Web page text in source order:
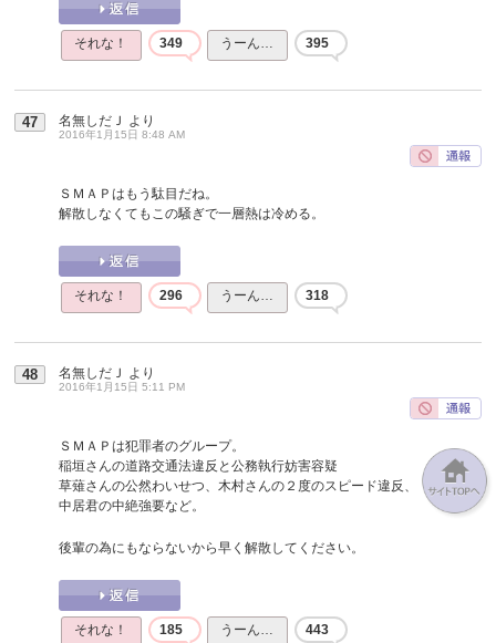
それな！ 349 うーん… 395
47 名無しだＪ より
2016年1月15日 8:48 AM
ＳＭＡＰはもう駄目だね。
解散しなくてもこの騒ぎで一層熱は冷める。
それな！ 296 うーん… 318
48 名無しだＪ より
2016年1月15日 5:11 PM
ＳＭＡＰは犯罪者のグループ。
稲垣さんの道路交通法違反と公務執行妨害容疑
草薙さんの公然わいせつ、木村さんの２度のスピード違反、
中居君の中絶強要など。
後輩の為にもならないから早く解散してください。
それな！ 185 うーん… 443